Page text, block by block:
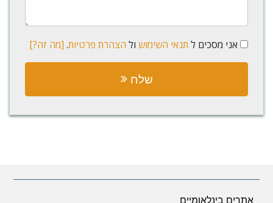
אני מסכים ל תנאי השימוש ול הצהרת פרטיות. [מה זה?]
שלח
אתרים בינלאומיים